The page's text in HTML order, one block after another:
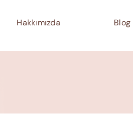
Hakkımızda Blog